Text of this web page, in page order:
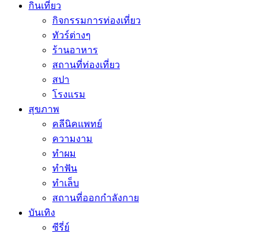
กินเที่ยว
กิจกรรมการท่องเที่ยว
ทัวร์ต่างๆ
ร้านอาหาร
สถานที่ท่องเที่ยว
สปา
โรงแรม
สุขภาพ
คลีนิคแพทย์
ความงาม
ทำผม
ทำฟัน
ทำเล็บ
สถานที่ออกกำลังกาย
บันเทิง
ซีรี่ย์